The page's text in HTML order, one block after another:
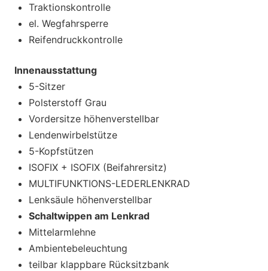
Traktionskontrolle
el. Wegfahrsperre
Reifendruckkontrolle
Innenausstattung
5-Sitzer
Polsterstoff Grau
Vordersitze höhenverstellbar
Lendenwirbelstütze
5-Kopfstützen
ISOFIX + ISOFIX (Beifahrersitz)
MULTIFUNKTIONS-LEDERLENKRAD
Lenksäule höhenverstellbar
Schaltwippen am Lenkrad
Mittelarmlehne
Ambientebeleuchtung
teilbar klappbare Rücksitzbank